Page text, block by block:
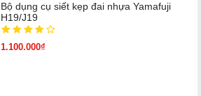
Bộ dụng cụ siết kẹp đai nhựa Yamafuji
H19/J19
1.100.000₫